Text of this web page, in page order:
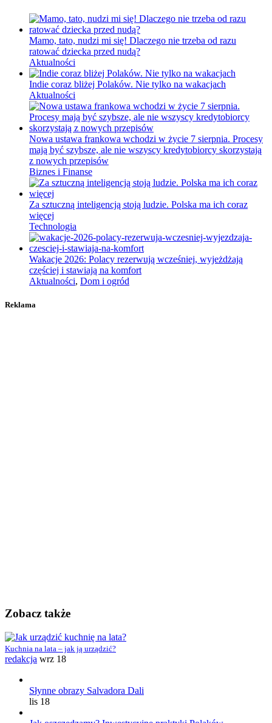
Mamo, tato, nudzi mi się! Dlaczego nie trzeba od razu
ratować dziecka przed nudą?
Aktualności
Indie coraz bliżej Polaków. Nie tylko na wakacjach
Aktualności
Nowa ustawa frankowa wchodzi w życie 7 sierpnia. Procesy
mają być szybsze, ale nie wszyscy kredytobiorcy skorzystają
z nowych przepisów
Biznes i Finanse
Za sztuczną inteligencją stoją ludzie. Polska ma ich coraz
więcej
Technologia
Wakacje 2026: Polacy rezerwują wcześniej, wyjeżdżają
częściej i stawiają na komfort
Aktualności, Dom i ogród
Reklama
Zobacz także
Kuchnia na lata – jak ją urządzić?
redakcja wrz 18
Słynne obrazy Salvadora Dali
lis 18